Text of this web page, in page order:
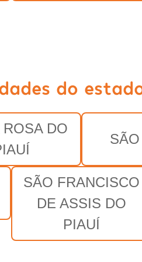
do
ROSA DO
SÃO FRANCISCO
DE ASSIS DO
PIAUÍ